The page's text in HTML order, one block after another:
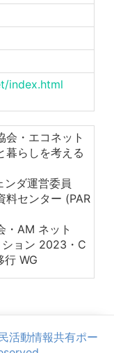
index.html
会・エコネット
暮らしを考える
ンダ運営委員
料センター (PAR
・AM ネット
ョン 2023・C
行 WG
活動情報共有ポー